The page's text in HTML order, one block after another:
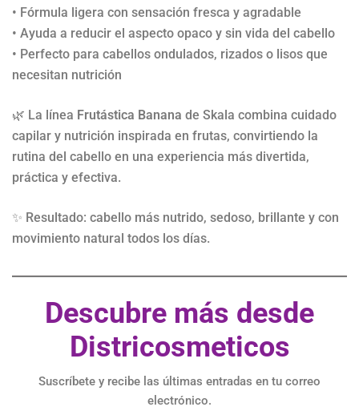
• Fórmula ligera con sensación fresca y agradable
• Ayuda a reducir el aspecto opaco y sin vida del cabello
• Perfecto para cabellos ondulados, rizados o lisos que
necesitan nutrición
🌿 La línea Frutástica Banana de Skala combina cuidado
capilar y nutrición inspirada en frutas, convirtiendo la
rutina del cabello en una experiencia más divertida,
práctica y efectiva.
✨ Resultado: cabello más nutrido, sedoso, brillante y con
movimiento natural todos los días.
Descubre más desde
Districosmeticos
Suscríbete y recibe las últimas entradas en tu correo
electrónico.